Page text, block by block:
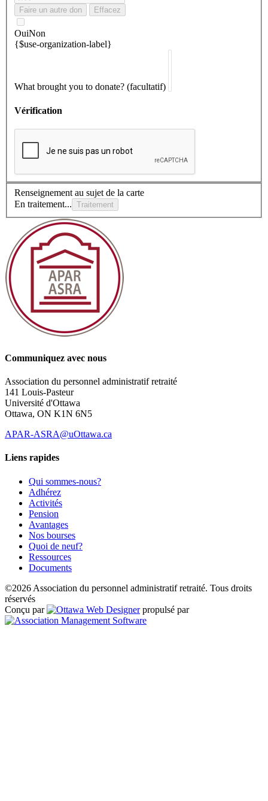
Faire un autre don Effacez
OuiNon
{$use-organization-label}
What brought you to donate? (facultatif)
Vérification
Renseignement au sujet de la carte
En traitement... Traitement
Communiquez avec nous
Association du personnel administratif retraité
141 Louis-Pasteur
Université d'Ottawa
Ottawa, ON K1N 6N5
APAR-ASRA@uOttawa.ca
Liens rapides
Qui sommes-nous?
Adhérez
Activités
Pension
Avantages
Nos bourses
Quoi de neuf?
Ressources
Documents
©2026 Association du personnel administratif retraité. Tous droits
réservés
Conçu par
propulsé par